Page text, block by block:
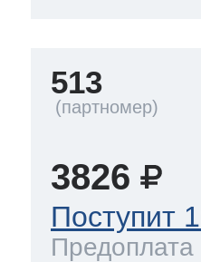
513
3826
Поступит
Предоплата